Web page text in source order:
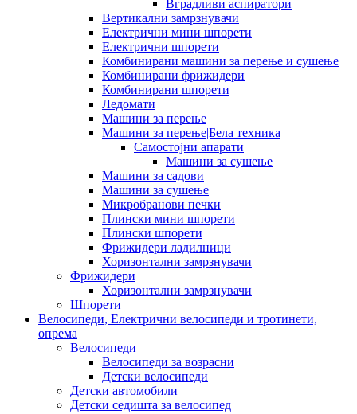
Вградливи аспиратори
Вертикални замрзнувачи
Електрични мини шпорети
Електрични шпорети
Комбинирани машини за перење и сушење
Комбинирани фрижидери
Комбинирани шпорети
Ледомати
Машини за перење
Машини за перење|Бела техника
Самостојни апарати
Машини за сушење
Машини за садови
Машини за сушење
Микробранови печки
Плински мини шпорети
Плински шпорети
Фрижидери ладилници
Хоризонтални замрзнувачи
Фрижидери
Хоризонтални замрзнувачи
Шпорети
Велосипеди, Електрични велосипеди и тротинети,
опрема
Велосипеди
Велосипеди за возрасни
Детски велосипеди
Детски автомобили
Детски седишта за велосипед